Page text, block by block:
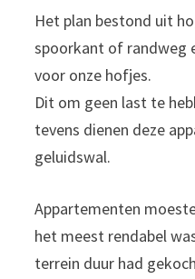
Het plan bestond uit
spoorkant of randweg
voor onze hofjes.
Dit om geen last te
tevens dienen deze
geluidswal.
Appartementen
het meest rendabel
terrein duur had